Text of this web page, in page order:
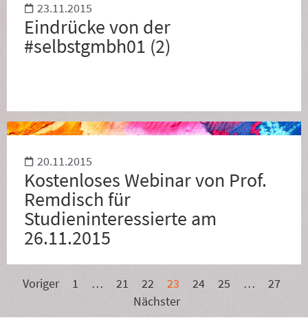
23.11.2015
Eindrücke von der
#selbstgmbh01 (2)
20.11.2015
Kostenloses Webinar von Prof.
Remdisch für
Studieninteressierte am
26.11.2015
Voriger 1 … 21 22 23 24 25 …
27
Nächster